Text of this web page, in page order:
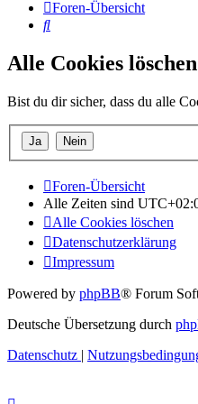
Foren-Übersicht
Suche
Alle Cookies löschen
Bist du dir sicher, dass du alle
Foren-Übersicht
Alle Zeiten sind
Alle Cookies löschen
Datenschutzerklärung
Impressum
Powered by phpBB® Forum
Deutsche Übersetzung durch
Datenschutz |